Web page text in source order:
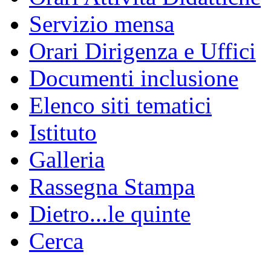
Servizio mensa
Orari Dirigenza e Uffici
Documenti inclusione
Elenco siti tematici
Istituto
Galleria
Rassegna Stampa
Dietro...le quinte
Cerca